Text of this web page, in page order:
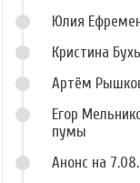
Юлия
Кристина
Артём
Егор
пумы
Анонс на